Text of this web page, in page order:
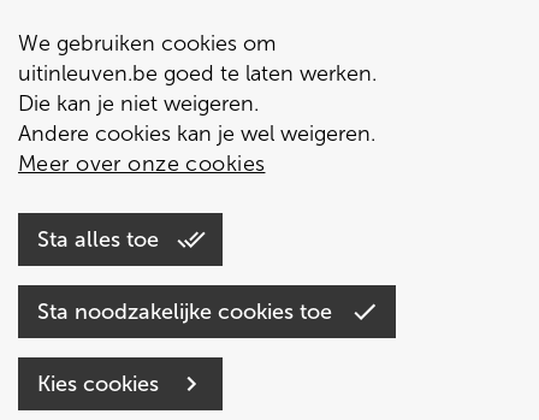
We gebruiken cookies om
uitinleuven.be goed te laten werken.
Die kan je niet weigeren.
Andere cookies kan je wel weigeren.
Meer over onze cookies
Sta alles toe
Sta noodzakelijke cookies toe
Kies cookies